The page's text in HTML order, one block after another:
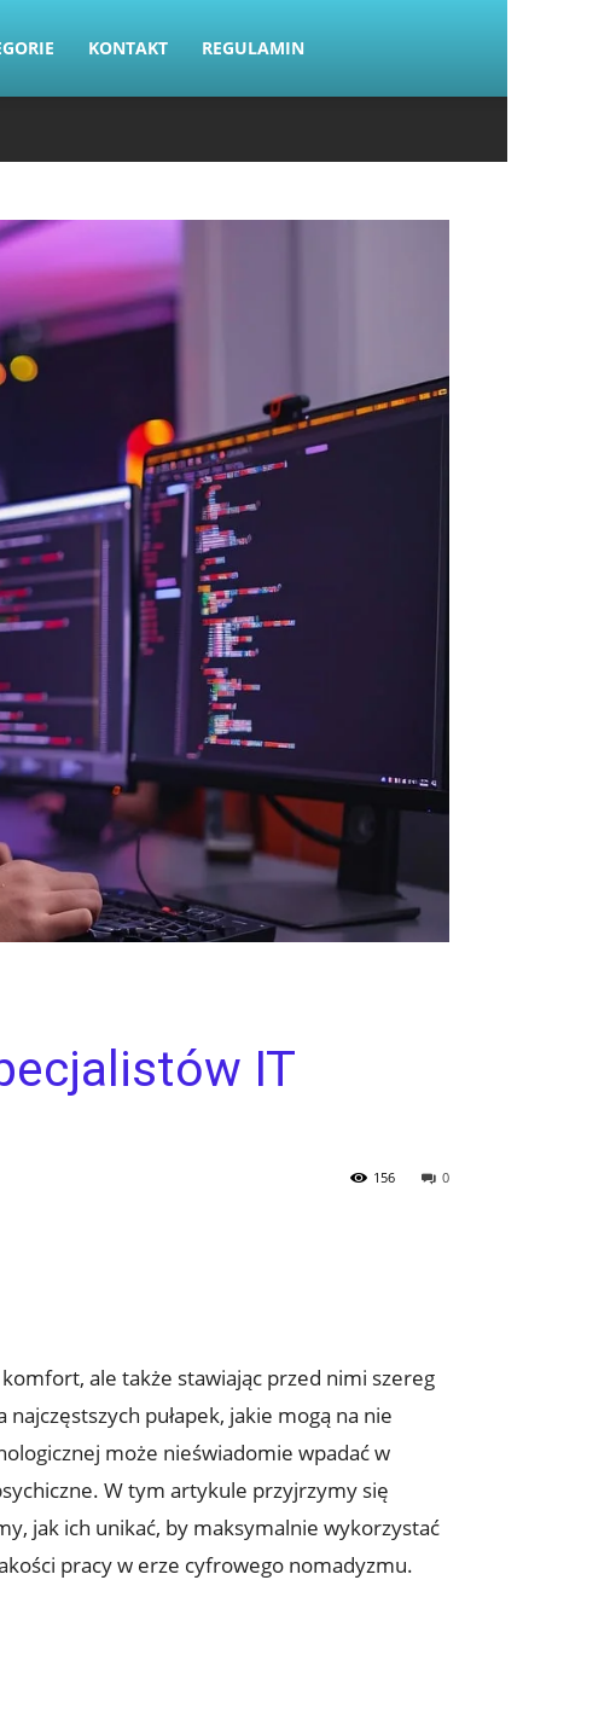
KONTAKT REGULAMIN
IT
0
156
ale także stawiając przed nimi szereg
pułapek, jakie mogą na nie
może nieświadomie wpadać w
W tym artykule przyjrzymy się
jak ich unikać, by maksymalnie wykorzystać
pracy w erze cyfrowego nomadyzmu.